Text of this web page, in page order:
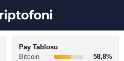
Pay Tablosu
Bitcoin
58,8%